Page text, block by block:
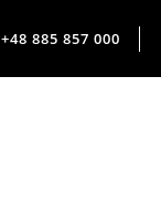
+48 885 857 000